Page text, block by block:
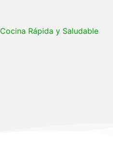
Cocina Rápida y Saludable